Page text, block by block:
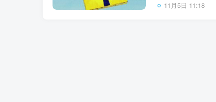
11月5日 11:18